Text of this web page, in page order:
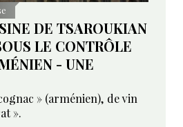
DE TSAROUKIAN
LE CONTRÔLE
- UNE
» (arménien), de vin
».